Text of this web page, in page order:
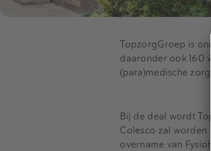
TopzorgGroep is
daaronder ook 160
(para)medische zorg.
Bij de deal wordt
Colesco zal worden
overname van